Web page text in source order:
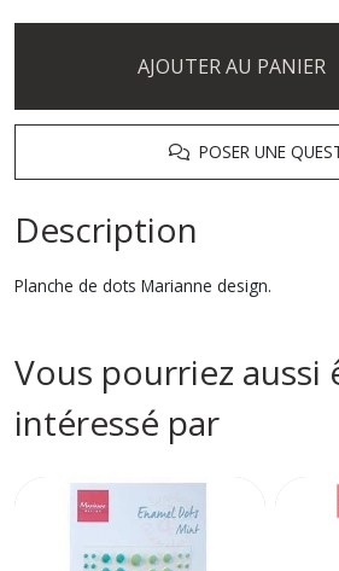
AJOUTER AU PANIER
POSER UNE
Description
Planche de dots Marianne design.
Vous pourriez aussi
intéressé par